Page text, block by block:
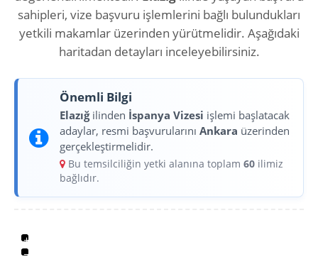
sahipleri, vize başvuru işlemlerini bağlı bulundukları
yetkili makamlar üzerinden yürütmelidir. Aşağıdaki
haritadan detayları inceleyebilirsiniz.
Önemli Bilgi
Elazığilinden İspanya Vizesi işlemi başlatacak
adaylar, resmi başvurularını Ankara üzerinden
gerçekleştirmelidir.
Bu temsilciliğin yetki alanına toplam 60 ilimiz
bağlıdır.
+
−